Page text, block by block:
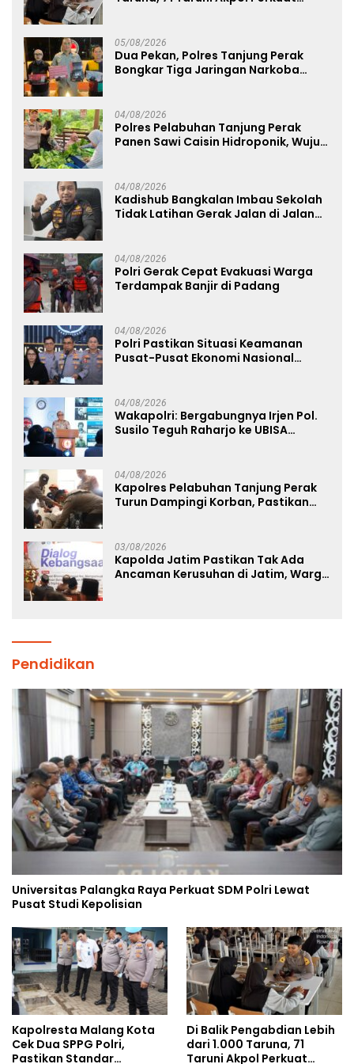
05/08/2026
Dua Pekan, Polres Tanjung Perak
Bongkar Tiga Jaringan Narkoba
04/08/2026
Polres Pelabuhan Tanjung Perak
Panen Sawi Caisin Hidroponik, Wujud
04/08/2026
Kadishub Bangkalan Imbau Sekolah
Tidak Latihan Gerak Jalan di Jalan
04/08/2026
Polri Gerak Cepat Evakuasi Warga
Terdampak Banjir di Padang
04/08/2026
Polri Pastikan Situasi Keamanan
Pusat-Pusat Ekonomi Nasional
04/08/2026
Wakapolri: Bergabungnya Irjen Pol.
Susilo Teguh Raharjo ke UBISA
04/08/2026
Kapolres Pelabuhan Tanjung Perak
Turun Dampingi Korban, Pastikan
03/08/2026
Kapolda Jatim Pastikan Tak Ada
Ancaman Kerusuhan di Jatim, Warga
Pendidikan
Universitas Palangka Raya Perkuat SDM Polri Lewat
Pusat Studi Kepolisian
Kapolresta Malang Kota
Cek Dua SPPG Polri,
Pastikan Standar
Di Balik Pengabdian Lebih
dari 1.000 Taruna, 71
Taruni Akpol Perkuat